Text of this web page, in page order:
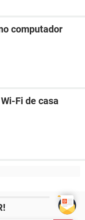
computador
Fi de casa